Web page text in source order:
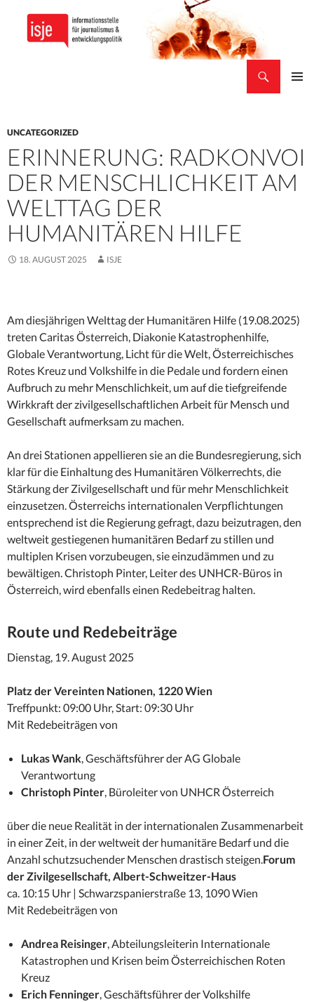
UNCATEGORIZED
ERINNERUNG: RADKONVOI
DER MENSCHLICHKEIT AM
WELTTAG DER
HUMANITÄREN HILFE
18. AUGUST 2025 ISJE
Am diesjährigen Welttag der Humanitären Hilfe (19.08.2025)
treten Caritas Österreich, Diakonie Katastrophenhilfe,
Globale Verantwortung, Licht für die Welt, Österreichisches
Rotes Kreuz und Volkshilfe in die Pedale und fordern einen
Aufbruch zu mehr Menschlichkeit, um auf die tiefgreifende
Wirkkraft der zivilgesellschaftlichen Arbeit für Mensch und
Gesellschaft aufmerksam zu machen.
An drei Stationen appellieren sie an die Bundesregierung, sich
klar für die Einhaltung des Humanitären Völkerrechts, die
Stärkung der Zivilgesellschaft und für mehr Menschlichkeit
einzusetzen. Österreichs internationalen Verpflichtungen
entsprechend ist die Regierung gefragt, dazu beizutragen, den
weltweit gestiegenen humanitären Bedarf zu stillen und
multiplen Krisen vorzubeugen, sie einzudämmen und zu
bewältigen. Christoph Pinter, Leiter des UNHCR-Büros in
Österreich, wird ebenfalls einen Redebeitrag halten.
Route und Redebeiträge
Dienstag, 19. August 2025
Platz der Vereinten Nationen, 1220 Wien
Treffpunkt: 09:00 Uhr, Start: 09:30 Uhr
Mit Redebeiträgen von
Lukas Wank, Geschäftsführer der AG Globale
Verantwortung
Christoph Pinter, Büroleiter von UNHCR Österreich
über die neue Realität in der internationalen Zusammenarbeit
in einer Zeit, in der weltweit der humanitäre Bedarf und die
Anzahl schutzsuchender Menschen drastisch steigen.Forum
der Zivilgesellschaft, Albert-Schweitzer-Haus
ca. 10:15 Uhr | Schwarzspanierstraße 13, 1090 Wien
Mit Redebeiträgen von
Andrea Reisinger, Abteilungsleiterin Internationale
Katastrophen und Krisen beim Österreichischen Roten
Kreuz
Erich Fenninger, Geschäftsführer der Volkshilfe